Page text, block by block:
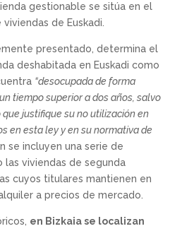
gestionable se sitúa en el
de Euskadi.
presentado, determina el
deshabitada en Euskadi como
“desocupada de forma
tiempo superior a dos años, salvo
justifique su no utilización en
en esta ley y en su normativa de
se incluyen una serie de
las viviendas de segunda
cuyos titulares mantienen en
a precios de mercado.
en Bizkaia se localizan